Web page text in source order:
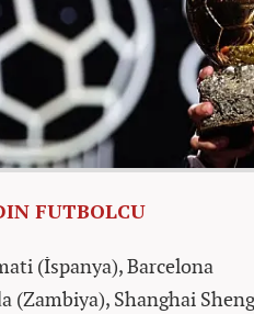
FUTBOLCU
(İspanya), Barcelona
(Zambiya), Shanghai